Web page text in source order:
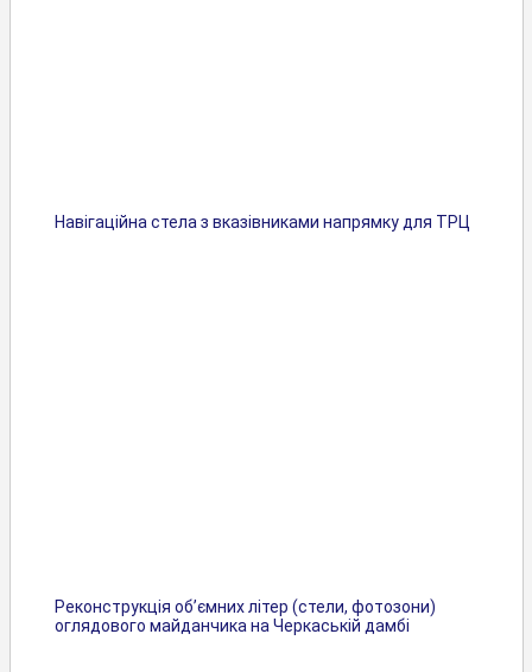
Навігаційна стела з вказівниками напрямку для ТРЦ
Реконструкція об’ємних літер (стели, фотозони)
оглядового майданчика на Черкаській дамбі